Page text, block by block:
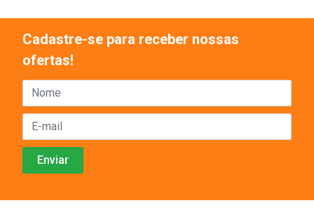
Cadastre-se para receber nossas
ofertas!